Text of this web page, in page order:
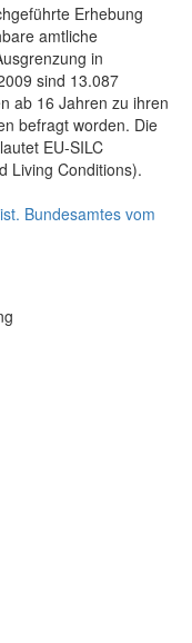
Erhebung
amtliche
in
sind 13.087
ab 16 Jahren zu ihren
befragt worden. Die
EU-SILC
Living Conditions).
Bundesamtes vom